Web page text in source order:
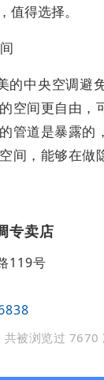
得选择。
的中央空调避
空间更自由，
管道是暴露的
间，能够在做
专卖店
119号
被浏览过 7670